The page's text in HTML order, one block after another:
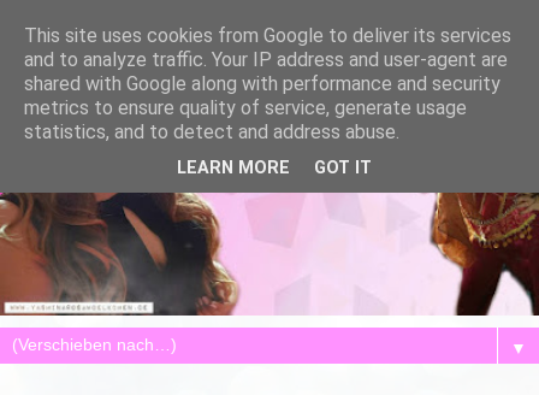
▼
This site uses cookies from Google to deliver its services
and to analyze traffic. Your IP address and user-agent are
shared with Google along with performance and security
metrics to ensure quality of service, generate usage
statistics, and to detect and address abuse.
LEARN MORE GOT IT